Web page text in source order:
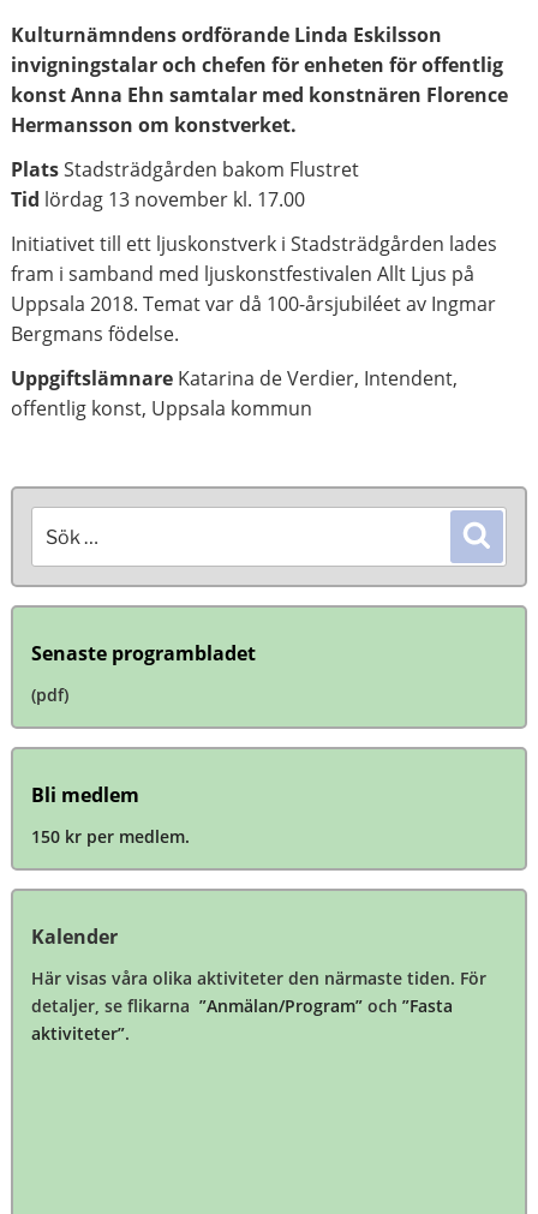
Kulturnämndens ordförande Linda Eskilsson
invigningstalar och chefen för enheten för offentlig
konst Anna Ehn samtalar med konstnären Florence
Hermansson om konstverket.
PlatsStadsträdgården bakom Flustret
Tid lördag 13 november kl. 17.00
Initiativet till ett ljuskonstverk i Stadsträdgården lades
fram i samband med ljuskonstfestivalen Allt Ljus på
Uppsala 2018. Temat var då 100-årsjubiléet av Ingmar
Bergmans födelse.
Uppgiftslämnare Katarina de Verdier, Intendent,
offentlig konst, Uppsala kommun
efter:
Senaste programbladet
(pdf)
Bli medlem
150 kr per medlem.
Kalender
Här visas våra olika aktiviteter den närmaste tiden. För
detaljer, se flikarna ”Anmälan/Program”och ”Fasta
aktiviteter”.